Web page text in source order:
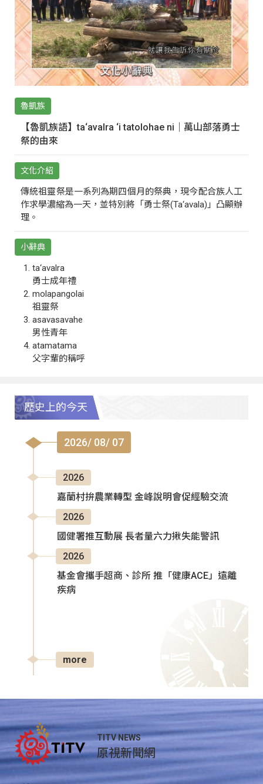
魯凱族
【魯凱族語】ta‘avalra ‘i tatolohae ni｜萬山部落勇士
祭的由來
文化介紹
傳統祖靈祭是一系列為期四個月的祭典，現今配合族人工
作求學濃縮為一天，並特別將「勇士祭(Ta‘avala)」凸顯辦
理。
小辭典
ta‘avalra
勇士成年禮
molapangolai
祖靈祭
asavasavahe
男性青年
atamatama
父字輩的稱呼
歷史上的今天
2026/ 08/ 07
2026
嘉蘭村拚農業轉型 金峰說明會促經驗交流
2026
國健署推互動展 長者量六力揪失能警訊
2026
基金會攜手超商、診所 推「健康ACE」遠離
疾病
more
TITV NEWS
原視新聞網